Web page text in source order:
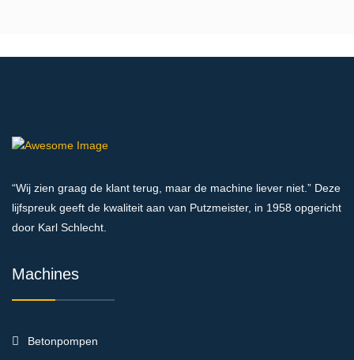
“Wij zien graag de klant terug, maar de machine liever niet.” Deze
lijfspreuk geeft de kwaliteit aan van Putzmeister, in 1958 opgericht
door Karl Schlecht.
Machines
Betonpompen